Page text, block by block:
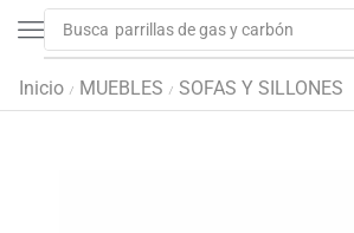
Busca parrillas de gas y carbón
Inicio / MUEBLES / SOFAS Y SILLONES